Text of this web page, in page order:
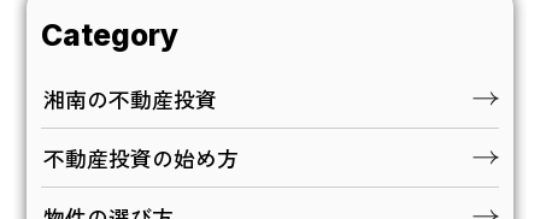
Category
湘南の不動産投資
不動産投資の始め方